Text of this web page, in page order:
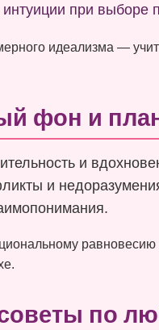
при выборе
идеализма —
фон и
и
и
равновесию
по